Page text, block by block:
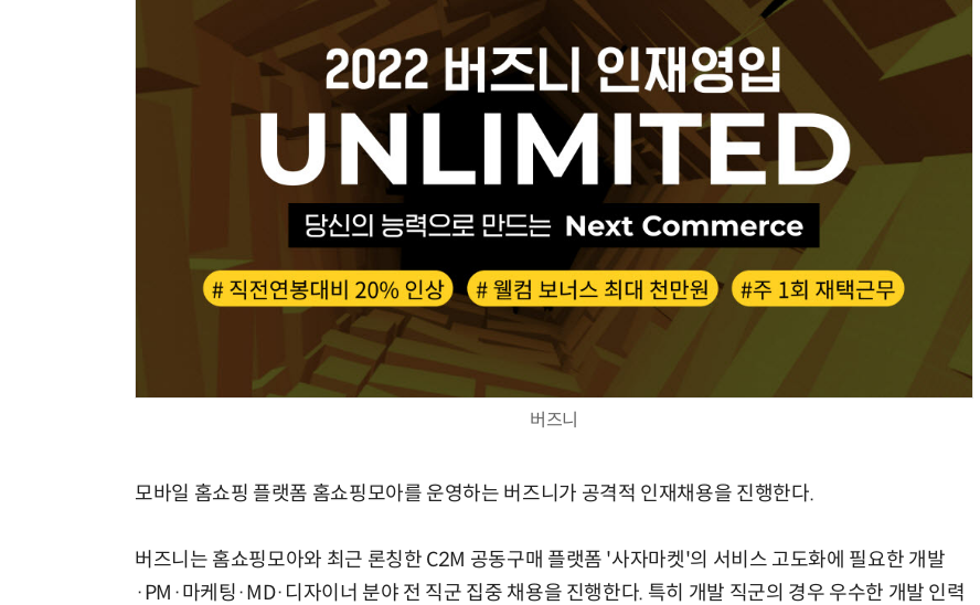
버즈니
모바일 홈쇼핑 플랫폼 홈쇼핑모아를 운영하는 버즈니가 공격적 인재채용을 진행한다.
버즈니는 홈쇼핑모아와 최근 론칭한 C2M 공동구매 플랫폼 '사자마켓'의 서비스 고도화에 필요한 개발
·PM·마케팅·MD·디자이너 분야 전 직군 집중 채용을 진행한다. 특히 개발 직군의 경우 우수한 개발 인력
세븐일레븐, 해외 지역 명물 라면 판
매 300만개 돌파
10 “쿠팡 7월 추정 결제액 10.9% 감소”